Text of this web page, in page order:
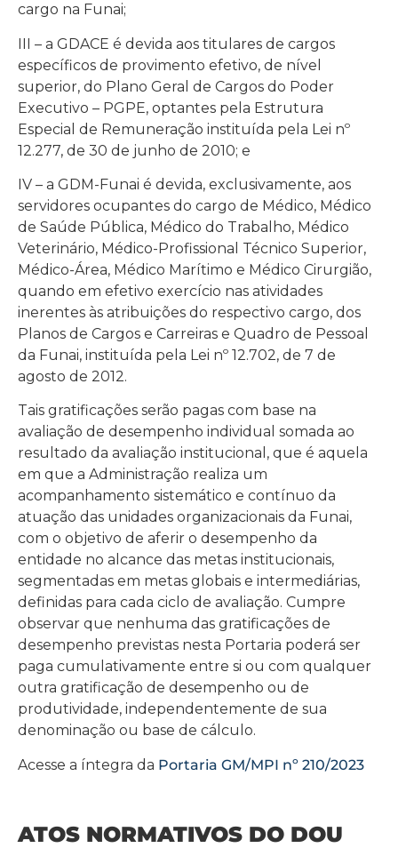
cargo na Funai;
III – a GDACE é devida aos titulares de cargos
específicos de provimento efetivo, de nível
superior, do Plano Geral de Cargos do Poder
Executivo – PGPE, optantes pela Estrutura
Especial de Remuneração instituída pela Lei nº
12.277, de 30 de junho de 2010; e
IV – a GDM-Funai é devida, exclusivamente, aos
servidores ocupantes do cargo de Médico, Médico
de Saúde Pública, Médico do Trabalho, Médico
Veterinário, Médico-Profissional Técnico Superior,
Médico-Área, Médico Marítimo e Médico Cirurgião,
quando em efetivo exercício nas atividades
inerentes às atribuições do respectivo cargo, dos
Planos de Cargos e Carreiras e Quadro de Pessoal
da Funai, instituída pela Lei nº 12.702, de 7 de
agosto de 2012.
Tais gratificações serão pagas com base na
avaliação de desempenho individual somada ao
resultado da avaliação institucional, que é aquela
em que a Administração realiza um
acompanhamento sistemático e contínuo da
atuação das unidades organizacionais da Funai,
com o objetivo de aferir o desempenho da
entidade no alcance das metas institucionais,
segmentadas em metas globais e intermediárias,
definidas para cada ciclo de avaliação. Cumpre
observar que nenhuma das gratificações de
desempenho previstas nesta Portaria poderá ser
paga cumulativamente entre si ou com qualquer
outra gratificação de desempenho ou de
produtividade, independentemente de sua
denominação ou base de cálculo.
Acesse a íntegra da Portaria GM/MPI nº 210/2023
ATOS NORMATIVOS DO DOU